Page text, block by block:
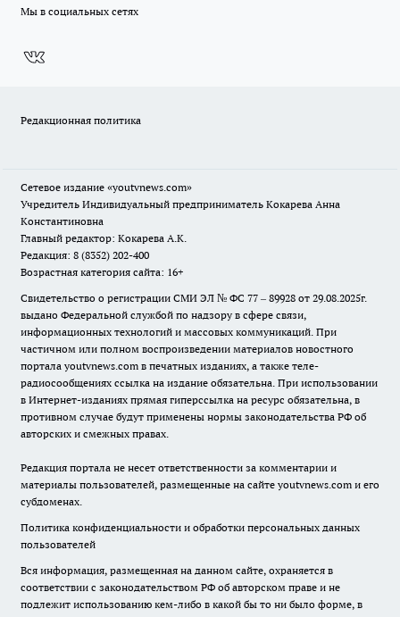
Мы в социальных сетях
Редакционная политика
Сетевое издание «youtvnews.com»
Учредитель Индивидуальный предприниматель Кокарева Анна
Константиновна
Главный редактор: Кокарева А.К.
Редакция: 8 (8352) 202-400
Возрастная категория сайта: 16+
Свидетельство о регистрации СМИ ЭЛ № ФС 77 – 89928 от 29.08.2025г.
выдано Федеральной службой по надзору в сфере связи,
информационных технологий и массовых коммуникаций. При
частичном или полном воспроизведении материалов новостного
портала youtvnews.com в печатных изданиях, а также теле-
радиосообщениях ссылка на издание обязательна. При использовании
в Интернет-изданиях прямая гиперссылка на ресурс обязательна, в
противном случае будут применены нормы законодательства РФ об
авторских и смежных правах.
Редакция портала не несет ответственности за комментарии и
материалы пользователей, размещенные на сайте youtvnews.com и его
субдоменах.
Политика конфиденциальности и обработки персональных данных
пользователей
Вся информация, размещенная на данном сайте, охраняется в
соответствии с законодательством РФ об авторском праве и не
подлежит использованию кем-либо в какой бы то ни было форме, в